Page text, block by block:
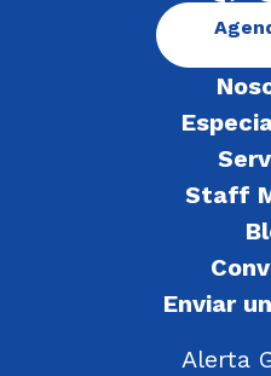
Staff
Enviar
Alerta